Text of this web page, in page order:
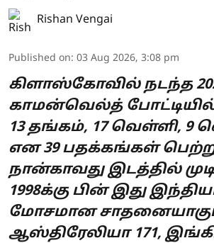
Rishan Vengai
Published on: 03 Aug 2026, 3:08 pm
கிளாஸ்கோவில் நடந்த
காமன்வெல்த்
13 தங்கம், 17 வெள்ளி,
என 39 பதக்கங்கள்
நான்காவது இடத்தில்
1998க்கு பின் இது
மோசமான
ஆஸ்திரேலியா 171,